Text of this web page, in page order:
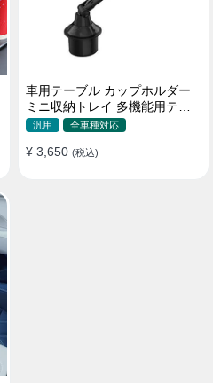
車用テーブル カップホルダー
ミニ収納トレイ 多機能用テー
ブル 食事 物置き用 高品質
汎用 全車種対応
¥ 3,650 (税込)